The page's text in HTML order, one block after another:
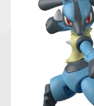
仮面ライダーシリー
キャラパキ